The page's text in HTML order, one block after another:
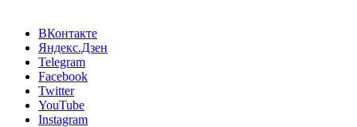
ВКонтакте
Яндекс.Дзен
Telegram
Facebook
Twitter
YouTube
Instagram